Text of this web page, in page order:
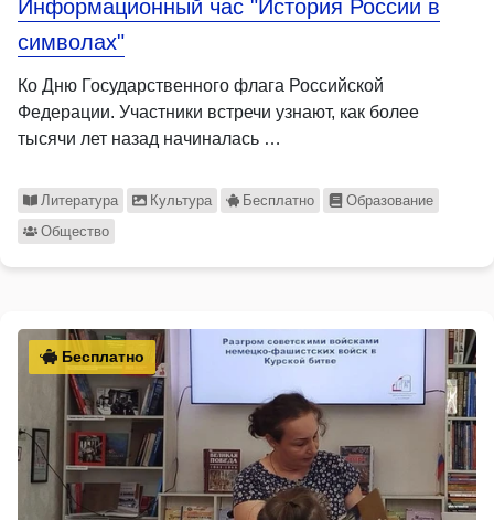
Информационный час "История России в
символах"
Ко Дню Государственного флага Российской
Федерации. Участники встречи узнают, как более
тысячи лет назад начиналась …
Литература Культура Бесплатно
Образование
Общество
Бесплатно